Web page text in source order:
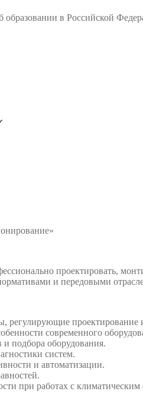
образовании в Российской
проектировать,
и передовыми
регулирующие
современного
и подбора оборудования.
систем.
и автоматизации.
при работах с